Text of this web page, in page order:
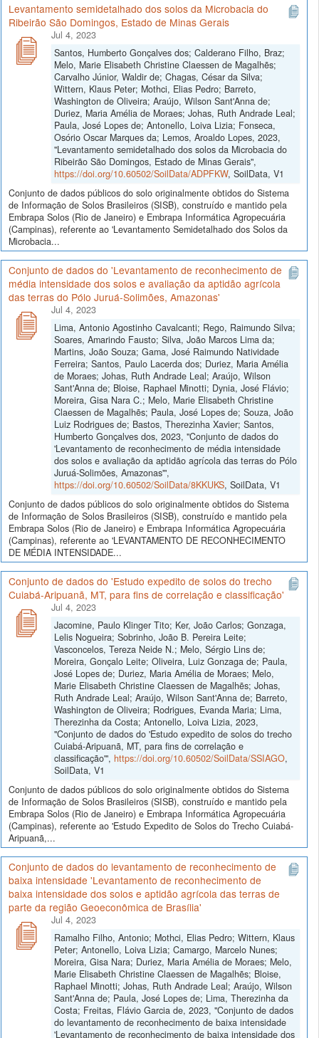
Levantamento semidetalhado dos solos da Microbacia do
Ribeirão São Domingos, Estado de Minas Gerais
Jul 4, 2023
Santos, Humberto Gonçalves dos; Calderano Filho, Braz;
Melo, Marie Elisabeth Christine Claessen de Magalhẽs;
Carvalho Júnior, Waldir de; Chagas, César da Silva;
Wittern, Klaus Peter; Mothci, Elias Pedro; Barreto,
Washington de Oliveira; Araújo, Wilson Sant'Anna de;
Duriez, Maria Amélia de Moraes; Johas, Ruth Andrade Leal;
Paula, José Lopes de; Antonello, Loiva Lizia; Fonseca,
Osório Oscar Marques da; Lemos, Aroaldo Lopes, 2023,
"Levantamento semidetalhado dos solos da Microbacia do
Ribeirão São Domingos, Estado de Minas Gerais",
https://doi.org/10.60502/SoilData/ADPFKW, SoilData, V1
Conjunto de dados públicos do solo originalmente obtidos do Sistema
de Informação de Solos Brasileiros (SISB), construído e mantido pela
Embrapa Solos (Rio de Janeiro) e Embrapa Informática Agropecuária
(Campinas), referente ao 'Levantamento Semidetalhado dos Solos da
Microbacia...
Conjunto de dados do 'Levantamento de reconhecimento de
média intensidade dos solos e avaliação da aptidão agrícola
das terras do Pólo Juruá-Solimões, Amazonas'
Jul 4, 2023
Lima, Antonio Agostinho Cavalcanti; Rego, Raimundo Silva;
Soares, Amarindo Fausto; Silva, João Marcos Lima da;
Martins, João Souza; Gama, José Raimundo Natividade
Ferreira; Santos, Paulo Lacerda dos; Duriez, Maria Amélia
de Moraes; Johas, Ruth Andrade Leal; Araújo, Wilson
Sant'Anna de; Bloise, Raphael Minotti; Dynia, José Flávio;
Moreira, Gisa Nara C.; Melo, Marie Elisabeth Christine
Claessen de Magalhẽs; Paula, José Lopes de; Souza, João
Luiz Rodrigues de; Bastos, Therezinha Xavier; Santos,
Humberto Gonçalves dos, 2023, "Conjunto de dados do
'Levantamento de reconhecimento de média intensidade
dos solos e avaliação da aptidão agrícola das terras do Pólo
Juruá-Solimões, Amazonas'",
https://doi.org/10.60502/SoilData/8KKUKS, SoilData, V1
Conjunto de dados públicos do solo originalmente obtidos do Sistema
de Informação de Solos Brasileiros (SISB), construído e mantido pela
Embrapa Solos (Rio de Janeiro) e Embrapa Informática Agropecuária
(Campinas), referente ao 'LEVANTAMENTO DE RECONHECIMENTO
DE MÉDIA INTENSIDADE...
Conjunto de dados do 'Estudo expedito de solos do trecho
Cuiabá-Aripuanã, MT, para fins de correlação e classificação'
Jul 4, 2023
Jacomine, Paulo Klinger Tito; Ker, João Carlos; Gonzaga,
Lelis Nogueira; Sobrinho, João B. Pereira Leite;
Vasconcelos, Tereza Neide N.; Melo, Sérgio Lins de;
Moreira, Gonçalo Leite; Oliveira, Luiz Gonzaga de; Paula,
José Lopes de; Duriez, Maria Amélia de Moraes; Melo,
Marie Elisabeth Christine Claessen de Magalhẽs; Johas,
Ruth Andrade Leal; Araújo, Wilson Sant'Anna de; Barreto,
Washington de Oliveira; Rodrigues, Evanda Maria; Lima,
Therezinha da Costa; Antonello, Loiva Lizia, 2023,
"Conjunto de dados do 'Estudo expedito de solos do trecho
Cuiabá-Aripuanã, MT, para fins de correlação e
classificação'", https://doi.org/10.60502/SoilData/SSIAGO,
SoilData, V1
Conjunto de dados públicos do solo originalmente obtidos do Sistema
de Informação de Solos Brasileiros (SISB), construído e mantido pela
Embrapa Solos (Rio de Janeiro) e Embrapa Informática Agropecuária
(Campinas), referente ao 'Estudo Expedito de Solos do Trecho Cuiabá-
Aripuanã,...
Conjunto de dados do levantamento de reconhecimento de
baixa intensidade 'Levantamento de reconhecimento de
baixa intensidade dos solos e aptidão agrícola das terras de
parte da região Geoeconômica de Brasília'
Jul 4, 2023
Ramalho Filho, Antonio; Mothci, Elias Pedro; Wittern, Klaus
Peter; Antonello, Loiva Lizia; Camargo, Marcelo Nunes;
Moreira, Gisa Nara; Duriez, Maria Amélia de Moraes; Melo,
Marie Elisabeth Christine Claessen de Magalhẽs; Bloise,
Raphael Minotti; Johas, Ruth Andrade Leal; Araújo, Wilson
Sant'Anna de; Paula, José Lopes de; Lima, Therezinha da
Costa; Freitas, Flávio Garcia de, 2023, "Conjunto de dados
do levantamento de reconhecimento de baixa intensidade
'Levantamento de reconhecimento de baixa intensidade dos